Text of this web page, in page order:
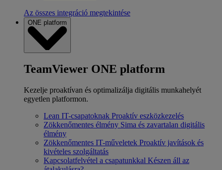
Az összes integráció megtekintése
ONE platform
TeamViewer ONE platform
Kezelje proaktívan és optimalizálja digitális munkahelyét
egyetlen platformon.
Lean IT-csapatoknak Proaktív eszközkezelés
Zökkenőmentes élmény Sima és zavartalan digitális
élmény
Zökkenőmentes IT-műveletek Proaktív javítások és
kivételes szolgáltatás
Kapcsolatfelvétel a csapatunkkal Készen áll az